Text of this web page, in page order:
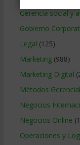
Gerencia social y
Gobierno
Legal (125)
Marketing(988)
Marketing Digital
Métodos
Negocios
Negocios Online
Operaciones y